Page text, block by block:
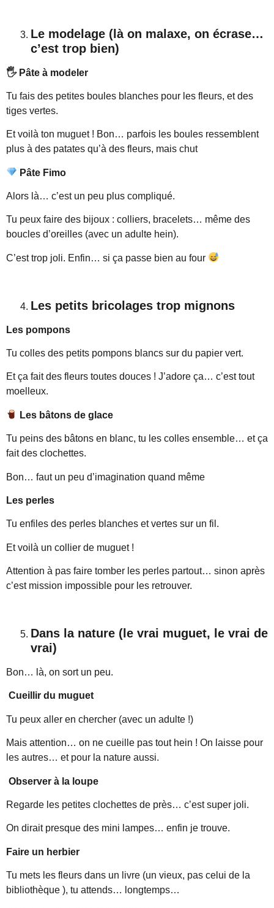
Le modelage (là on malaxe, on écrase…
c’est trop bien)
🖐️Pâte à modeler
Tu fais des petites boules blanches pour les fleurs, et des
tiges vertes.
Et voilà ton muguet ! Bon… parfois les boules ressemblent
plus à des patates qu’à des fleurs, mais chut
Pâte Fimo
Alors là… c’est un peu plus compliqué.
Tu peux faire des bijoux : colliers, bracelets… même des
boucles d’oreilles (avec un adulte hein).
C’est trop joli. Enfin… si ça passe bien au four
Les petits bricolages trop mignons
Les pompons
Tu colles des petits pompons blancs sur du papier vert.
Et ça fait des fleurs toutes douces ! J’adore ça… c’est tout
moelleux.
Les bâtons de glace
Tu peins des bâtons en blanc, tu les colles ensemble… et ça
fait des clochettes.
Bon… faut un peu d’imagination quand même
Les perles
Tu enfiles des perles blanches et vertes sur un fil.
Et voilà un collier de muguet !
Attention à pas faire tomber les perles partout… sinon après
c’est mission impossible pour les retrouver.
Dans la nature (le vrai muguet, le vrai de
vrai)
Bon… là, on sort un peu.
Cueillir du muguet
Tu peux aller en chercher (avec un adulte !)
Mais attention… on ne cueille pas tout hein ! On laisse pour
les autres… et pour la nature aussi.
Observer à la loupe
Regarde les petites clochettes de près… c’est super joli.
On dirait presque des mini lampes… enfin je trouve.
Faire un herbier
Tu mets les fleurs dans un livre (un vieux, pas celui de la
bibliothèque ), tu attends… longtemps…